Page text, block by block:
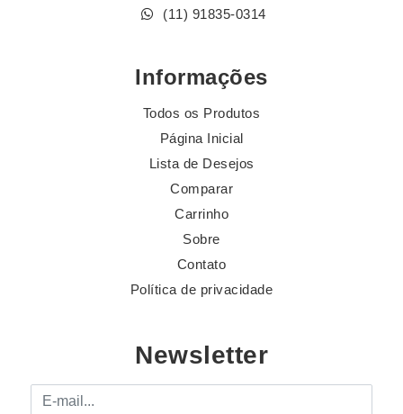
(11) 91835-0314
Informações
Todos os Produtos
Página Inicial
Lista de Desejos
Comparar
Carrinho
Sobre
Contato
Política de privacidade
Newsletter
E-mail